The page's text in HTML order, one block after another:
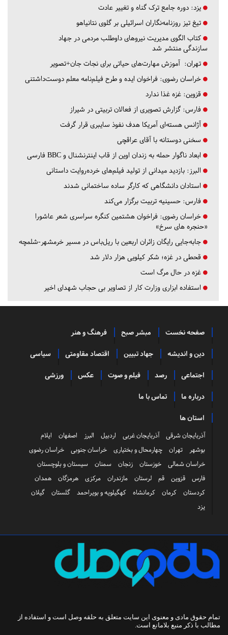
یزد: دوره جامع ترک گناه و تغییر عادت
تیغ تیز روزنامه‌نگاران اسرائیلی بر گلوی نتانیاهو
کتاب الگوی مدیریت نیروهای داوطلب مردمی در جهاد
سازندگی منتشر شد
تهران: آموزش مهارت‌های حیاتی برای نجات جان+تصویر
خراسان رضوی: فراخوان ایده و طرح فیلم‌نامه معلم دوست‌داشتنی
قزوین: غزه غذا ندارد
فارس: گزارش تصویری از فعالان تربیتی در شیراز
آژانس هسته‌ای آمریکا هدف نفوذ سایبری قرار گرفت
سخنی دوستانه با آقای عراقچی
ابعاد ناگوار حمله به زندان اوین از قاب اینترنشنال و BBC فارسی
البرز: بازدید میدانی از تولید فیلم‌های خرده‌روایت داستانی
استادان دانشگاهی که کارگر ساده ساختمانی شدند
فارس: حسینیه تربیت برگزار می‌کند
خراسان رضوی: فراخوان هشتمین کنگره سراسری شعر عاشورا
«حنجره های سرخ»
جابه‌جایی رایگان زائران اربعین با ریل‌باس در مسیر خرمشهر-شلمچه
قحطی در غزه؛ شکر کیلویی هزار دلار شد
غزه در حال مرگ است
استفاده ابزاری وزارت کار از تصاویر بی حجاب شهدای اخیر
صفحه نخست مبشر صبح فرهنگ و هنر
دین و اندیشه جهاد تبیین اقتصاد مقاومتی سیاسی
اجتماعی رصد فیلم و صوت عکس ورزشی
درباره ما تماس با ما
استان ها
آذربایجان شرقی آذربایجان غربی اردبیل البرز اصفهان
ایلام
بوشهر
تهران چهارمحال و بختیاری خراسان جنوبی
خراسان رضوی
خراسان شمالی
خوزستان زنجان سمنان
سیستان و بلوچستان
فارس
قزوین قم لرستان مازندران مرکزی هرمزگان
همدان
کردستان
کرمان کرمانشاه کهگیلویه و بویراحمد گلستان
گیلان
یزد
تمام حقوق مادی و معنوی این سایت متعلق به حلقه وصل است و استفاده از
مطالب با ذکر منبع بلامانع است.